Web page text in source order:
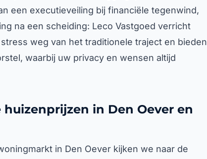
een executieveiling bij financiële tegenwind,
na een scheiding: Leco Vastgoed verricht
weg van het traditionele traject en bieden
waarbij uw privacy en wensen altijd
in Den Oever en
in Den Oever kijken we naar de